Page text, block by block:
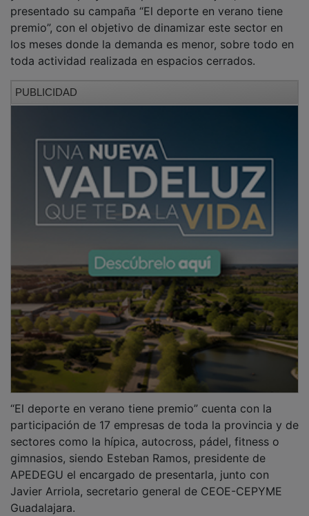
premio”, con el objetivo de dinamizar este sector en
los meses donde la demanda es menor, sobre todo en
toda actividad realizada en espacios cerrados.
“El deporte en verano tiene premio” cuenta con la
participación de 17 empresas de toda la provincia y de
sectores como la hípica, autocross, pádel, fitness o
gimnasios, siendo Esteban Ramos, presidente de
APEDEGU el encargado de presentarla, junto con
Javier Arriola, secretario general de CEOE-CEPYME
Guadalajara.